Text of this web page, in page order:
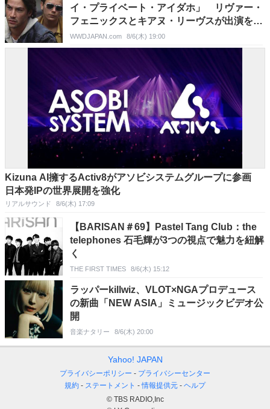
イ・プライベート・アイダホ」 リヴァー・
フェニックスとキアヌ・リーヴスが出演を決
めた理由と「ニュー・クィア・シネマの再評
価」
WWDJAPAN.com 8/6(木) 19:00
Kizuna AI擁するActiv8がアソビシステムグループに参画
日本発IPの世界展開を強化
リアルサウンド 8/6(木) 17:09
【BARISAN＃69】Pastel Tang Club：the
telephones 石毛輝が3つの視点で魅力を紐解
く
THE FIRST TIMES 8/6(木) 15:12
ラッパーkillwiz、VLOT×NGAプロデュース
の新曲「NEW ASIA」ミュージックビデオ公
開
音楽ナタリー 8/6(木) 20:00
Yahoo! JAPAN
プライバシーポリシー
プライバシーセンター
規約
ステートメント 情報提供元
ヘルプ
© TBS RADIO,Inc